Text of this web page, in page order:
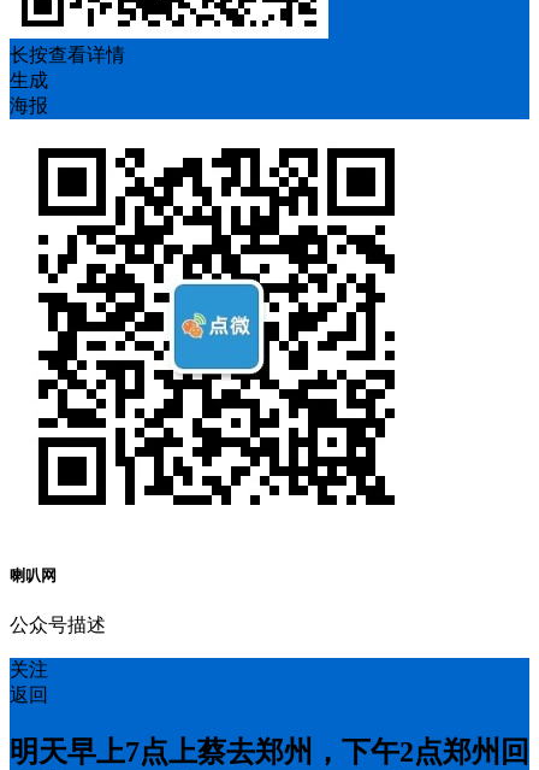
长按查看详情
生成
海报
喇叭网
公众号描述
关注
返回
明天早上7点上蔡去郑州，下午2点郑州回